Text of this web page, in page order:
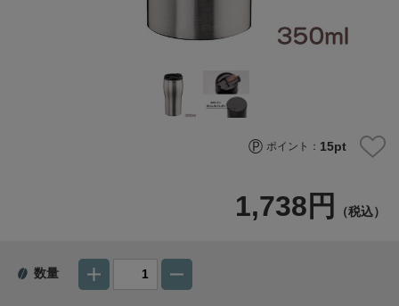
ポイント： 15pt
1,738円 （税込）
数量